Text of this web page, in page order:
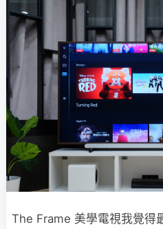
The Frame 美學電視我覺得